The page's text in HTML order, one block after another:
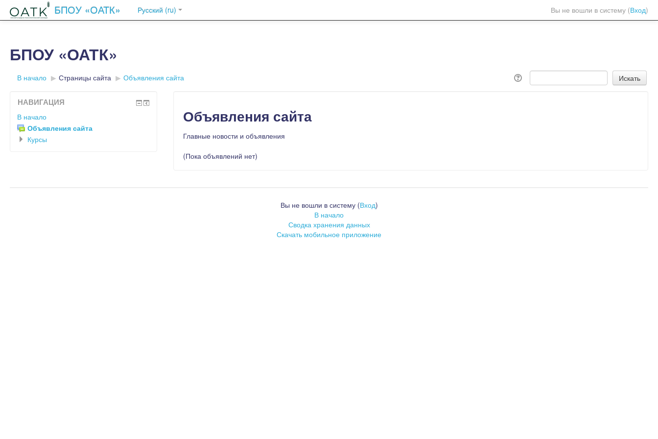
БПОУ «ОАТК» Вы не вошли в систему (Вход)
Русский ‎(ru)‎
БПОУ «ОАТК»
В начало ▶︎ Страницы сайта ▶︎ Объявления сайта
Объявления сайта
Главные новости и объявления
(Пока объявлений нет)
НАВИГАЦИЯ
В начало
Объявления сайта
Курсы
Вы не вошли в систему (Вход)
В начало
Сводка хранения данных
Скачать мобильное приложение